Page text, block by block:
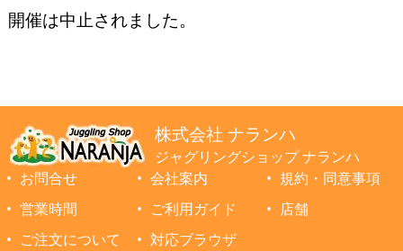
開催は中止されました。
株式会社 ナランハ
ジャグリングショップ ナランハ
お問合せ
会社案内
規約・同意事項
営業時間
ご利用ガイド
店舗
ご注文について
対応ブラウザ